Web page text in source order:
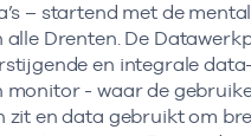
– startend met de
alle Drenten. De
en integrale data-
monitor - waar de
zit en data gebruikt om